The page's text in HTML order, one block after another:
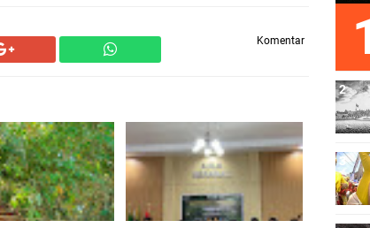
Komentar